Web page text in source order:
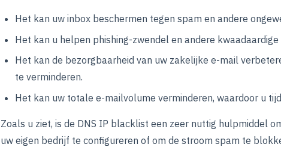
Het kan uw inbox beschermen tegen spam en andere
Het kan u helpen phishing-zwendel en andere
Het kan de bezorgbaarheid van uw zakelijke e-mail
te verminderen.
Het kan uw totale e-mailvolume verminderen, waardoor u
Zoals u ziet, is de DNS IP blacklist een zeer nuttig hulpmiddel
uw eigen bedrijf te configureren of om de stroom spam te